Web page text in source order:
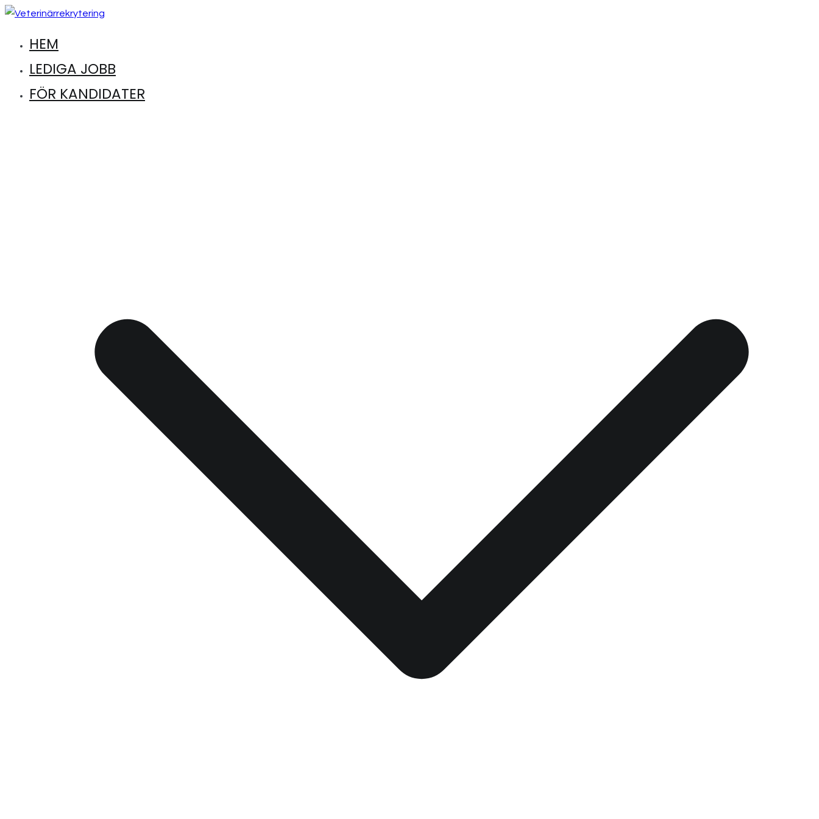
Hoppa
innehåll
Veterinärrekrytering
Hitta lediga jobb inom djursjukvård
HEM
LEDIGA JOBB
FÖR KANDIDATER